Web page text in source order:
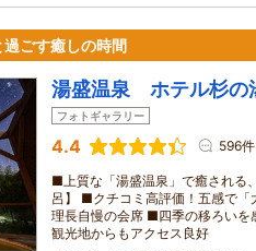
ごす癒しの時間
湯盛温泉 ホテル杉の
フォトギャラリー
4.4 596件
■上質な「湯盛温泉」で癒される
呂】 ■クチコミ高評価！五感で「
理長自慢の会席 ■四季の移ろいを
観光地からもアクセス良好